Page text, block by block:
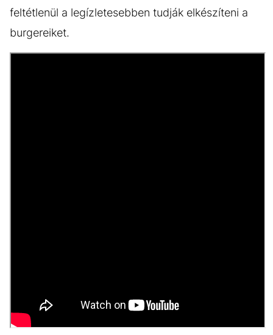
feltétlenül a legízletesebben tudják elkészíteni a
burgereiket.